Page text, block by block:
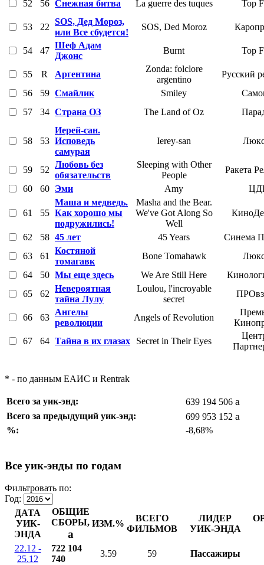
52 56 Снежная битва La guerre des tuques Top
53 22
SOS, Дед Мороз,
или Все сбудется!
SOS, Ded Moroz
54 47
Шеф Адам
Джонс
Burnt Top
55 R Аргентина
Zonda: folclore
argentino
Русский
56
59 Смайлик Smiley
57
34 Страна ОЗ The Land of Oz
58 53
Иерей-сан.
Исповедь
самурая
Ierey-san
59 52
Любовь без
обязательств
Sleeping with Other
People
Ракета
60
60 Эми Amy
61 55
Маша и медведь.
Как хорошо мы
подружились!
Masha and the Bear.
We've Got Along So
Well
62 58 45 лет 45 Years
Синема
63
61
Костяной
томагавк
Bone Tomahawk
64
50 Мы еще здесь We Are Still Here
65
62
Невероятная
тайна Лулу
Loulou, l'incroyable
secret
66 63
Ангелы
революции
Angels of Revolution
67
64 Тайна в их глазах Secret in Their Eyes
* - по данным ЕАИС и Rentrak
Всего за уик-энд: 639 194 506 a
Всего за предыдущий уик-энд: 699 953 152 a
%: -8,68%
Все уик-энды по годам
Фильтровать по:
Год:
ДАТА
УИК-
ЭНДА
ОБЩИЕ
СБОРЫ,
a
ИЗМ.%
ВСЕГО
ФИЛЬМОВ
ЛИДЕР
УИК-ЭНДА
22.12 -
25.12
722 104
740
3.59 59 Пассажиры